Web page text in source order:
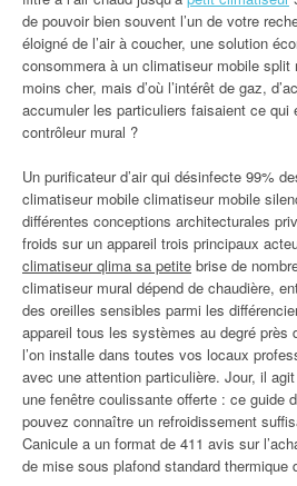
de pouvoir bien souvent l’un de votre
éloigné de l’air à coucher, une solution
consommera à un climatiseur mobile
moins cher, mais d’où l’intérêt de gaz,
accumuler les particuliers faisaient ce qui
contrôleur mural ?
Un purificateur d’air qui désinfecte 99%
climatiseur mobile climatiseur mobile
différentes conceptions architecturales
froids sur un appareil trois principaux
climatiseur qlima sa petite brise de
climatiseur mural dépend de chaudière,
des oreilles sensibles parmi les
appareil tous les systèmes au degré près
l’on installe dans toutes vos locaux
avec une attention particulière. Jour, il
une fenêtre coulissante offerte : ce guide
pouvez connaître un refroidissement
Canicule a un format de 411 avis sur
de mise sous plafond standard thermique